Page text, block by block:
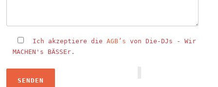
Ich akzeptiere dieAGB’s von Die-DJs - Wir
MACHEN's BÄSSEr.